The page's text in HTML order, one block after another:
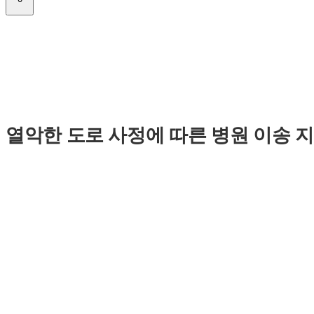
열악한 도로 사정에 따른 병원 이송